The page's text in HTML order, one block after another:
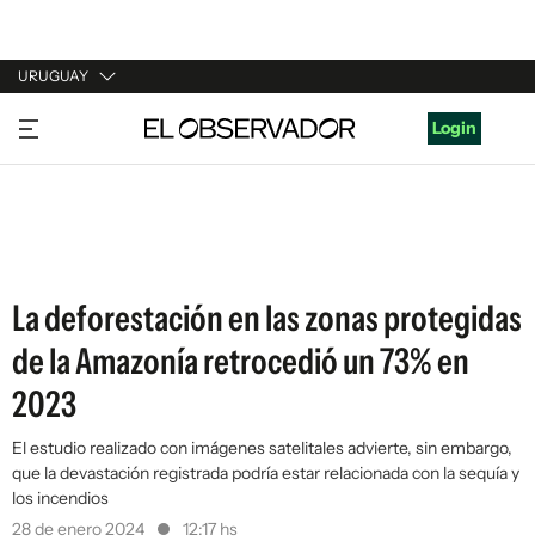
URUGUAY
URUGUAY
ARGENTINA
Login
La deforestación en las zonas protegidas
de la Amazonía retrocedió un 73% en
2023
El estudio realizado con imágenes satelitales advierte, sin embargo,
que la devastación registrada podría estar relacionada con la sequía y
los incendios
28 de enero 2024
12:17 hs